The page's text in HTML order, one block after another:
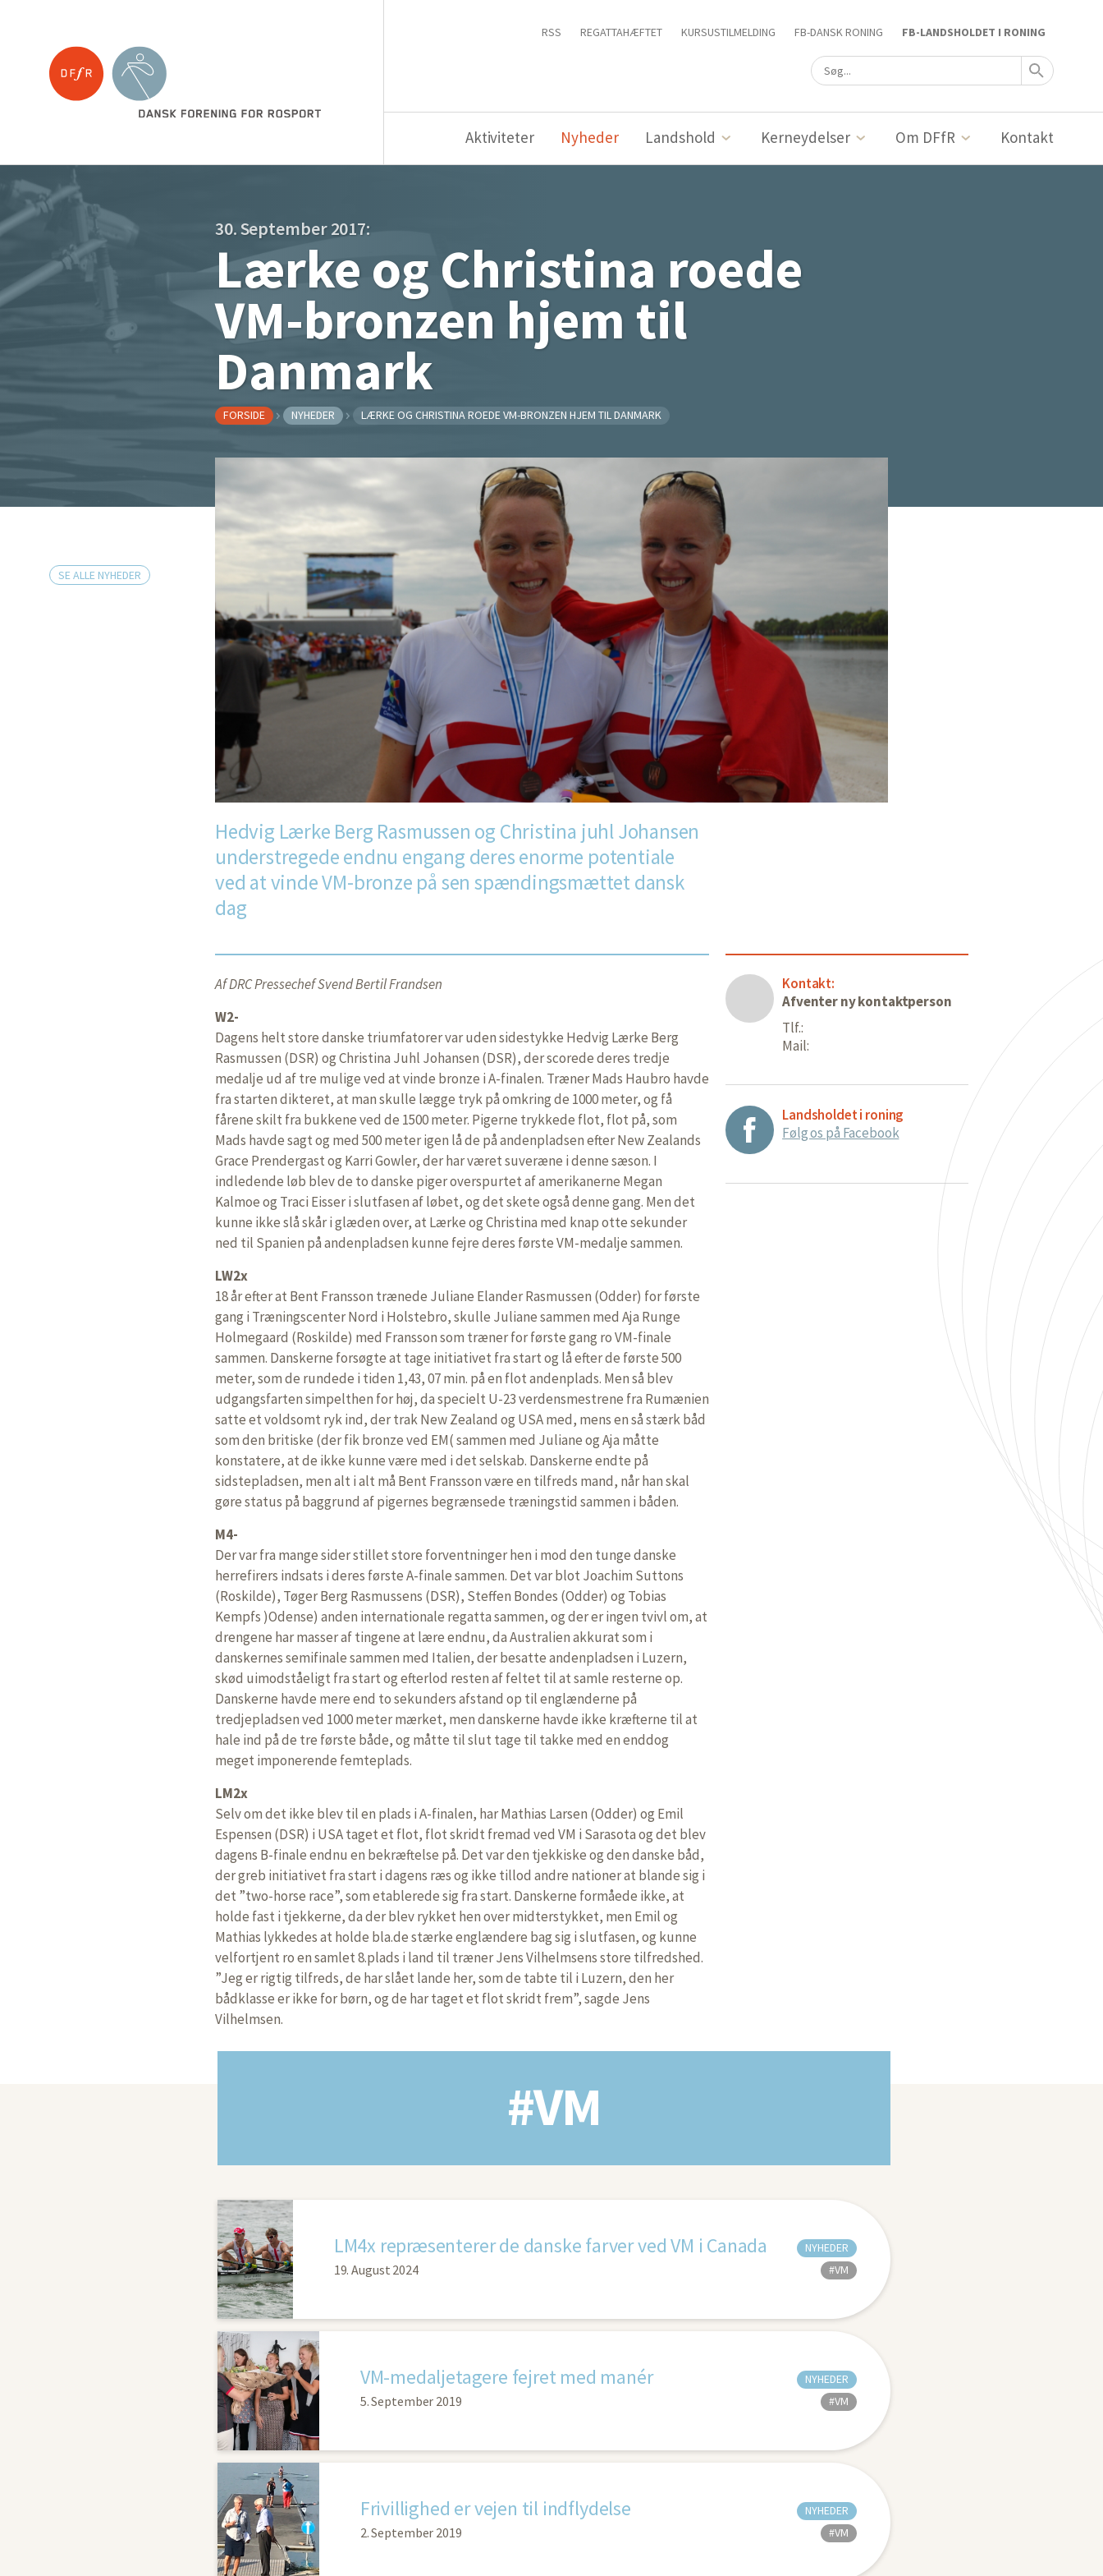
RSS REGATTAHÆFTET KURSUSTILMELDING FB-DANSK RONING FB-LANDSHOLDET I RONING
Aktiviteter Nyheder Landshold Kerneydelser Om DFfR Kontakt
30. September 2017:
Lærke og Christina roede
VM-bronzen hjem til
Danmark
FORSIDE NYHEDER LÆRKE OG CHRISTINA ROEDE VM-BRONZEN HJEM TIL DANMARK
SE ALLE NYHEDER
Hedvig Lærke Berg Rasmussen og Christina juhl Johansen
understregede endnu engang deres enorme potentiale
ved at vinde VM-bronze på sen spændingsmættet dansk
dag
Af DRC Pressechef Svend Bertil Frandsen
W2-
Dagens helt store danske triumfatorer var uden sidestykke Hedvig Lærke Berg
Rasmussen (DSR) og Christina Juhl Johansen (DSR), der scorede deres tredje
medalje ud af tre mulige ved at vinde bronze i A-finalen. Træner Mads Haubro havde
fra starten dikteret, at man skulle lægge tryk på omkring de 1000 meter, og få
fårene skilt fra bukkene ved de 1500 meter. Pigerne trykkede flot, flot på, som
Mads havde sagt og med 500 meter igen lå de på andenpladsen efter New Zealands
Grace Prendergast og Karri Gowler, der har været suveræne i denne sæson. I
indledende løb blev de to danske piger overspurtet af amerikanerne Megan
Kalmoe og Traci Eisser i slutfasen af løbet, og det skete også denne gang. Men det
kunne ikke slå skår i glæden over, at Lærke og Christina med knap otte sekunder
ned til Spanien på andenpladsen kunne fejre deres første VM-medalje sammen.
LW2x
18 år efter at Bent Fransson trænede Juliane Elander Rasmussen (Odder) for første
gang i Træningscenter Nord i Holstebro, skulle Juliane sammen med Aja Runge
Holmegaard (Roskilde) med Fransson som træner for første gang ro VM-finale
sammen. Danskerne forsøgte at tage initiativet fra start og lå efter de første 500
meter, som de rundede i tiden 1,43, 07 min. på en flot andenplads. Men så blev
udgangsfarten simpelthen for høj, da specielt U-23 verdensmestrene fra Rumænien
satte et voldsomt ryk ind, der trak New Zealand og USA med, mens en så stærk båd
som den britiske (der fik bronze ved EM( sammen med Juliane og Aja måtte
konstatere, at de ikke kunne være med i det selskab. Danskerne endte på
sidstepladsen, men alt i alt må Bent Fransson være en tilfreds mand, når han skal
gøre status på baggrund af pigernes begrænsede træningstid sammen i båden.
M4-
Der var fra mange sider stillet store forventninger hen i mod den tunge danske
herrefirers indsats i deres første A-finale sammen. Det var blot Joachim Suttons
(Roskilde), Tøger Berg Rasmussens (DSR), Steffen Bondes (Odder) og Tobias
Kempfs )Odense) anden internationale regatta sammen, og der er ingen tvivl om, at
drengene har masser af tingene at lære endnu, da Australien akkurat som i
danskernes semifinale sammen med Italien, der besatte andenpladsen i Luzern,
skød uimodståeligt fra start og efterlod resten af feltet til at samle resterne op.
Danskerne havde mere end to sekunders afstand op til englænderne på
tredjepladsen ved 1000 meter mærket, men danskerne havde ikke kræfterne til at
hale ind på de tre første både, og måtte til slut tage til takke med en enddog
meget imponerende femteplads.
LM2x
Selv om det ikke blev til en plads i A-finalen, har Mathias Larsen (Odder) og Emil
Espensen (DSR) i USA taget et flot, flot skridt fremad ved VM i Sarasota og det blev
dagens B-finale endnu en bekræftelse på. Det var den tjekkiske og den danske båd,
der greb initiativet fra start i dagens ræs og ikke tillod andre nationer at blande sig i
det ”two-horse race”, som etablerede sig fra start. Danskerne formåede ikke, at
holde fast i tjekkerne, da der blev rykket hen over midterstykket, men Emil og
Mathias lykkedes at holde bla.de stærke englændere bag sig i slutfasen, og kunne
velfortjent ro en samlet 8.plads i land til træner Jens Vilhelmsens store tilfredshed.
”Jeg er rigtig tilfreds, de har slået lande her, som de tabte til i Luzern, den her
bådklasse er ikke for børn, og de har taget et flot skridt frem”, sagde Jens
Vilhelmsen.
Kontakt:
Afventer ny kontaktperson
Tlf.:
Mail:
Landsholdet i roning
Følg os på Facebook
#VM
LM4x repræsenterer de danske farver ved VM i Canada
19. August 2024
NYHEDER
#VM
VM-medaljetagere fejret med manér
5. September 2019
NYHEDER
#VM
Frivillighed er vejen til indflydelse
2. September 2019
NYHEDER
#VM